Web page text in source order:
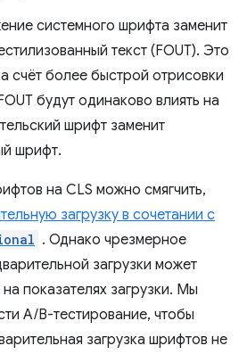
системного шрифта заменит
текст (FOUT). Это
счёт более быстрой отрисовки
будут одинаково влиять на
шрифт заменит
шрифт.
на CLS можно смягчить,
загрузку в сочетании с
. Однако чрезмерное
загрузки может
на показателях загрузки. Мы
A/B-тестирование, чтобы
загрузка шрифтов не